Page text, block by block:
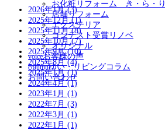
お化粧リフォーム き・ら・り
店舗リフォーム
エクステリア
コンテスト受賞リノベ
オリジナル
voiceお客様の声
columnゆい・リビングコラム
お問い合わせ
2026年1月 (3)
2025年12月 (1)
2025年11月 (8)
2025年10月 (7)
2025年9月 (10)
2025年8月 (4)
2025年1月 (1)
2024年4月 (1)
2023年1月 (1)
2022年7月 (3)
2022年3月 (1)
2022年1月 (1)